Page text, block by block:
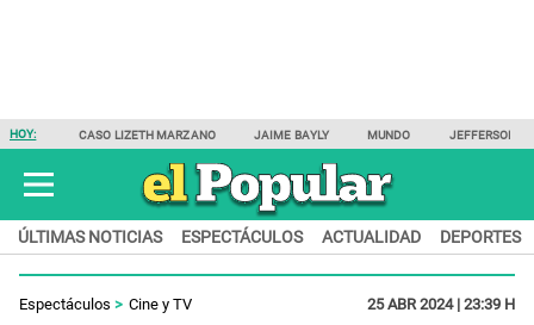
HOY: CASO LIZETH MARZANO JAIME BAYLY MUNDO JEFFERSON
ÚLTIMAS NOTICIAS ESPECTÁCULOS ACTUALIDAD DEPORTES
Espectáculos Cine y TV 25 ABR 2024 | 23:39 H